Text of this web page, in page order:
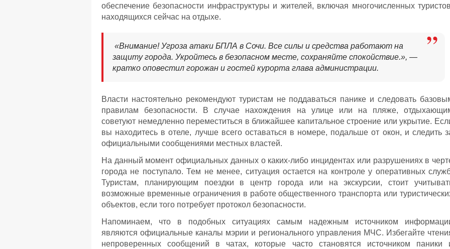
обеспечение безопасности инфраструктуры и жителей, включая многочисленных
находящихся сейчас на отдыхе.
«Внимание! Угроза атаки БПЛА в Сочи. Все силы и средства работают на
защиту города. Укройтесь в безопасном месте, сохраняйте спокойствие.», —
кратко оповестил горожан и гостей курорта глава администрации.
Власти настоятельно рекомендуют туристам не поддаваться панике и следовать
правилам безопасности. В случае нахождения на улице или на пляже,
советуют немедленно переместиться в ближайшее капитальное строение или укрытие.
вы находитесь в отеле, лучше всего оставаться в номере, подальше от окон, и следить
официальными сообщениями местных властей.
На данный момент официальных данных о каких-либо инцидентах или разрушениях в
города не поступало. Тем не менее, ситуация остается на контроле у оперативных
Туристам, планирующим поездки в центр города или на экскурсии, стоит
возможные временные ограничения в работе общественного транспорта или
объектов, если того потребует протокол безопасности.
Напоминаем, что в подобных ситуациях самым надежным источником
являются официальные каналы мэрии и регионального управления МЧС. Избегайте
непроверенных сообщений в чатах, которые часто становятся источником паники